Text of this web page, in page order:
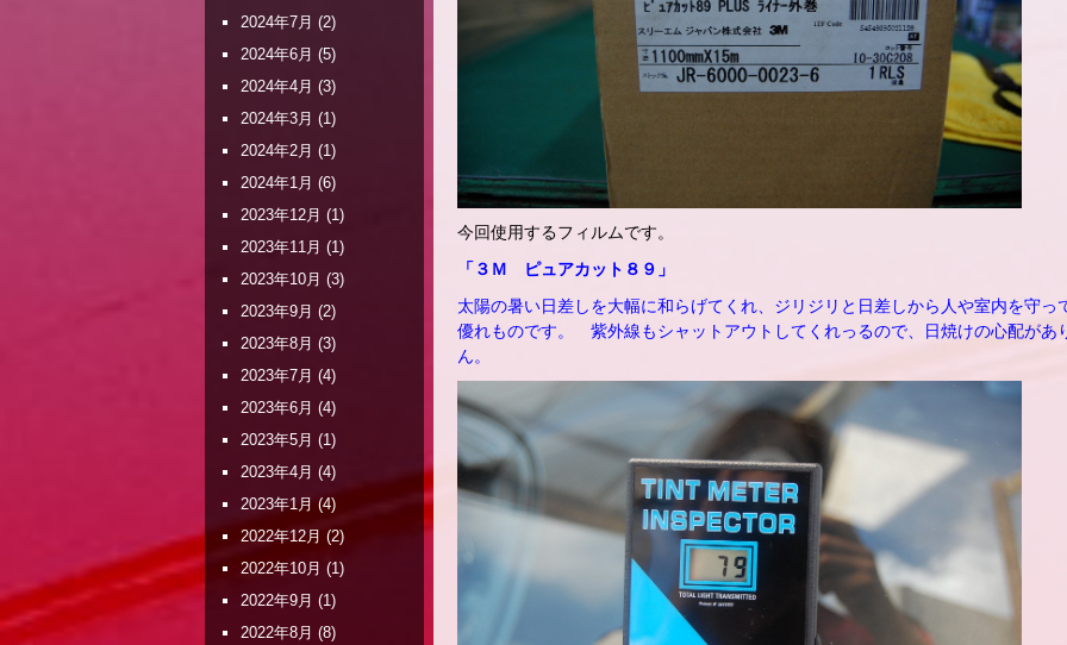
今回使用するフィルムです。
「３Ｍ ピュアカット８９」
太陽の暑い日差しを大幅に和らげてくれ、ジリジリと日差しから人や室内を守っ
優れものです。 紫外線もシャットアウトしてくれっるので、日焼けの心配があ
ん。
2024年7月 (2)
2024年6月 (5)
2024年4月 (3)
2024年3月 (1)
2024年2月 (1)
2024年1月 (6)
2023年12月 (1)
2023年11月 (1)
2023年10月 (3)
2023年9月 (2)
2023年8月 (3)
2023年7月 (4)
2023年6月 (4)
2023年5月 (1)
2023年4月 (4)
2023年1月 (4)
2022年12月 (2)
2022年10月 (1)
2022年9月 (1)
2022年8月 (8)